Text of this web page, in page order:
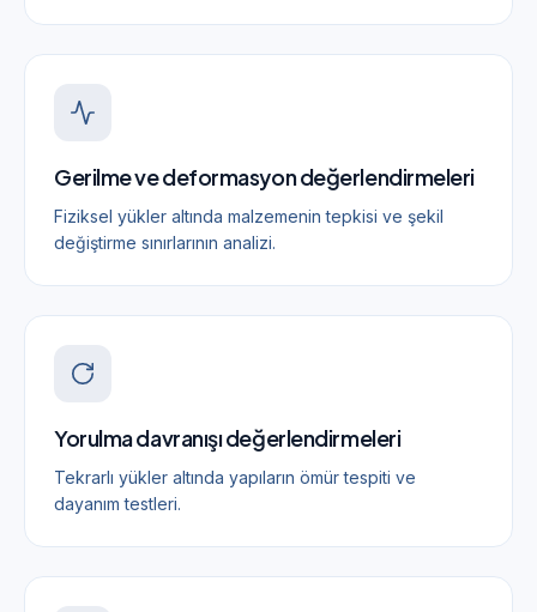
Gerilme ve deformasyon değerlendirmeleri
Fiziksel yükler altında malzemenin tepkisi ve şekil
değiştirme sınırlarının analizi.
Yorulma davranışı değerlendirmeleri
Tekrarlı yükler altında yapıların ömür tespiti ve
dayanım testleri.